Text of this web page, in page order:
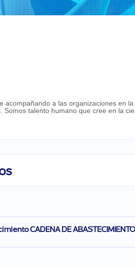
acompañando a las organizaciones en
talento humano que cree en la
CADENA DE ABASTECIMIENTO